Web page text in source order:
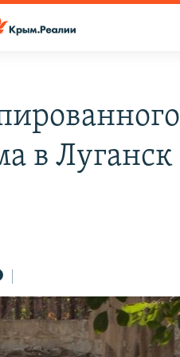
в Луганск